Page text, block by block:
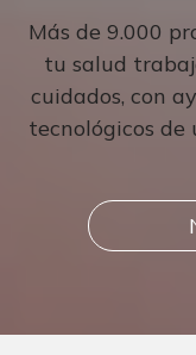
Más de 9.000
tu salud
cuidados, con
tecnológicos de